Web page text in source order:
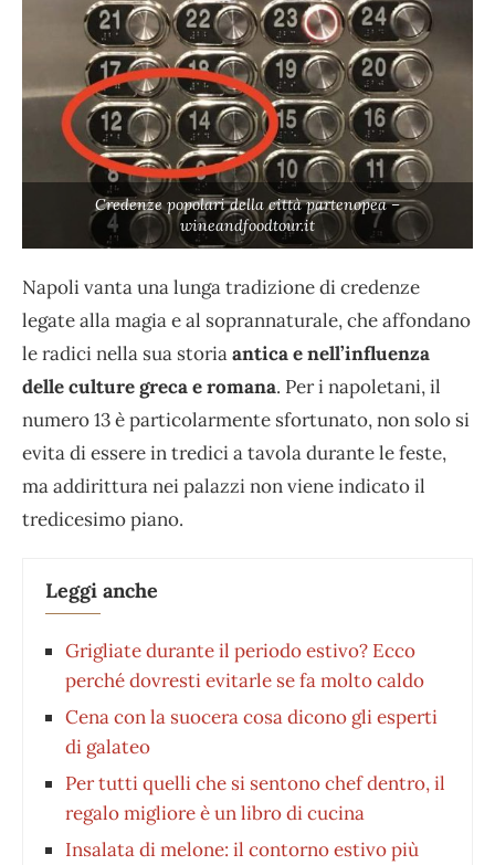
Credenze popolari della città partenopea –
wineandfoodtour.it
Napoli vanta una lunga tradizione di credenze
legate alla magia e al soprannaturale, che affondano
le radici nella sua storiaantica e nell’influenza
delle culture greca e romana. Per i napoletani, il
numero 13 è particolarmente sfortunato, non solo si
evita di essere in tredici a tavola durante le feste,
ma addirittura nei palazzi non viene indicato il
tredicesimo piano.
Leggi anche
Grigliate durante il periodo estivo? Ecco
perché dovresti evitarle se fa molto caldo
Cena con la suocera cosa dicono gli esperti
di galateo
Per tutti quelli che si sentono chef dentro, il
regalo migliore è un libro di cucina
Insalata di melone: il contorno estivo più